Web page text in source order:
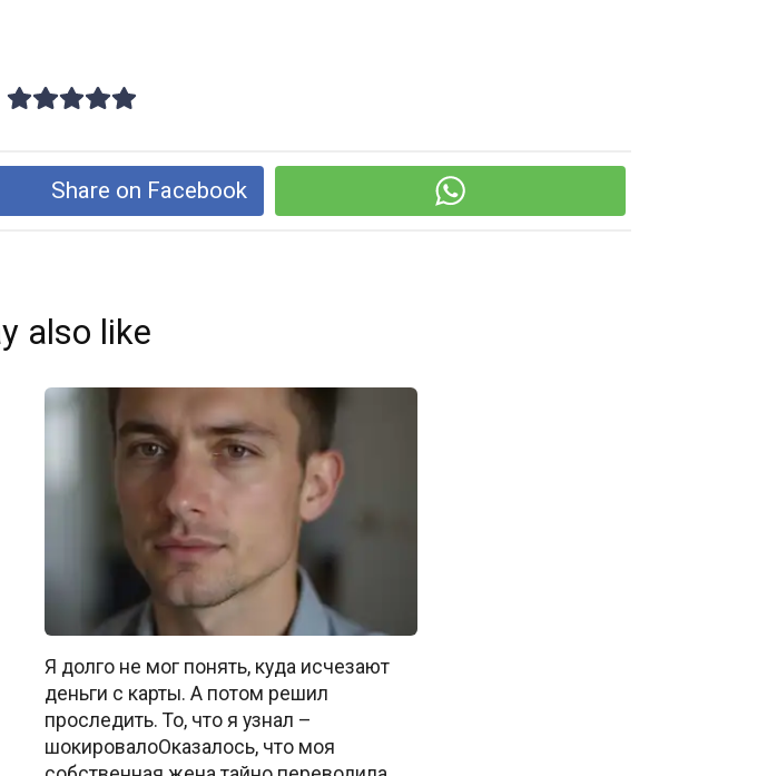
Share on Facebook
also like
Я долго не мог понять, куда исчезают
деньги с карты. А потом решил
проследить. То, что я узнал –
шокировалоОказалось, что моя